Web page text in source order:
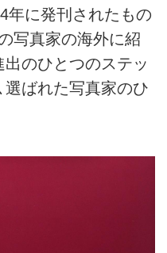
年に発刊されたもの
写真家の海外に紹
のひとつのステッ
ばれた写真家のひ